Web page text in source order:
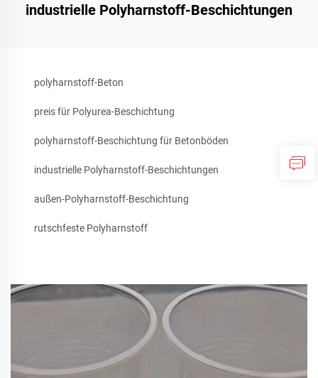
industrielle Polyharnstoff-Beschichtungen
polyharnstoff-Beton
preis für Polyurea-Beschichtung
polyharnstoff-Beschichtung für Betonböden
industrielle Polyharnstoff-Beschichtungen
außen-Polyharnstoff-Beschichtung
rutschfeste Polyharnstoff